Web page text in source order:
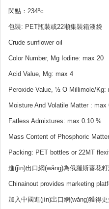
閃點：234ºc
包裝: PET瓶裝或22噸集裝箱液袋
Crude sunflower oil
Color Number, Mg Iodine: max 20
Acid Value, Mg: max 4
Peroxide Value, ½ O Millimole/Kg:
Moisture And Volatile Matter : max
Fatless Admixtures: max 0.10 %
Mass Content of Phosphoric
Packing: PET bottles or 22MT
進(jìn)出口網(wǎng)為俄羅斯葵花籽
Chinainout provides marketing
加入中國進(jìn)出口網(wǎng)獲得更多